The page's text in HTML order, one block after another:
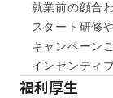
就業前の顔合わ
スタート研修
キャンペーン
インセンティ
福利厚生